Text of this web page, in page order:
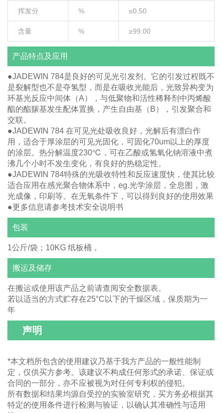
挥发分 % ≤0.50
含量 % ≥99.00
产品特点及应用
●JADEWIN 784是良好的可见光引发剂。它的引发过程既不
是裂解型也不是夺氢型，而是在吸收光能后，光致异构变为
环基光反应中间体（A），与低聚物和活性稀释剂中丙烯酸
酯的酯羰基发生配体置换，产生自由基（B），引发聚合和
交联。
●JADEWIN 784 在可见光处吸收良好，光解后有漂白作
用，适合于厚涂层的可见光固化，可固化70um以上的厚度
的涂层。热分解温度230℃，可在乙酸或氢氧化钠溶液中煮
沸几个小时不发生变化，有良好的热稳定性。
●JADEWIN 784特殊的光吸收特性和反应速度快，使其比较
适合应用在感光聚合物体系中，eg.光学涂层，全息图，激
光成像，印刷等。在无氧条件下，可以得到良好的使用效果
●更多信息请参考技术安全说明书
包装
1公斤/袋；10KG 纸板桶，
搬运及储存
在搬运或使用该产品之前请查阅安全数据表。
若以适当的方式贮存在25°C以下的干燥区域，保质期为一
年
声明
*本文档所包含的使用建议乃基于我方产品的一般性能制
定，仅供买方参考。该建议不构成任何形式的承诺、保证或
合同的一部分，亦不应被视为对任何专利权的侵犯。
所有数据和结果均源自受控的实验室研究，买方务必根据其
特定的使用条件进行检测与验证，以确认其准确性与适用